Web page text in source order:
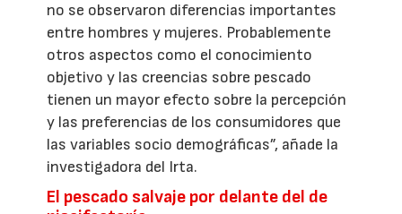
no se observaron diferencias importantes
entre hombres y mujeres. Probablemente
otros aspectos como el conocimiento
objetivo y las creencias sobre pescado
tienen un mayor efecto sobre la percepción
y las preferencias de los consumidores que
las variables socio demográficas”, añade la
investigadora del Irta.
El pescado salvaje por delante del de